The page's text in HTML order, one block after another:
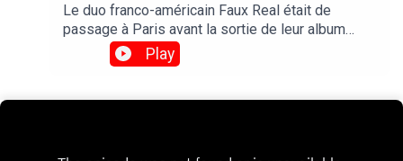
Le duo franco-américain Faux Real était de
passage à Paris avant la sortie de leur album
"Poison Time" le 4 septembre. On en a profité
pour les inviter pour un DJ set exclusif avant de
Palladium.
Play